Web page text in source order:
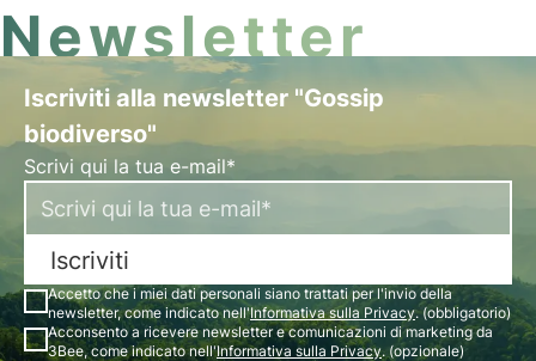
Newsletter
Iscriviti alla newsletter "Gossip
biodiverso"
Scrivi qui la tua e-mail*
Iscriviti
Accetto che i miei dati personali siano trattati per l'invio della
newsletter, come indicato nell'Informativa sulla Privacy. (obbligatorio)
Acconsento a ricevere newsletter e comunicazioni di marketing da
3Bee, come indicato nell'Informativa sulla Privacy. (opzionale)